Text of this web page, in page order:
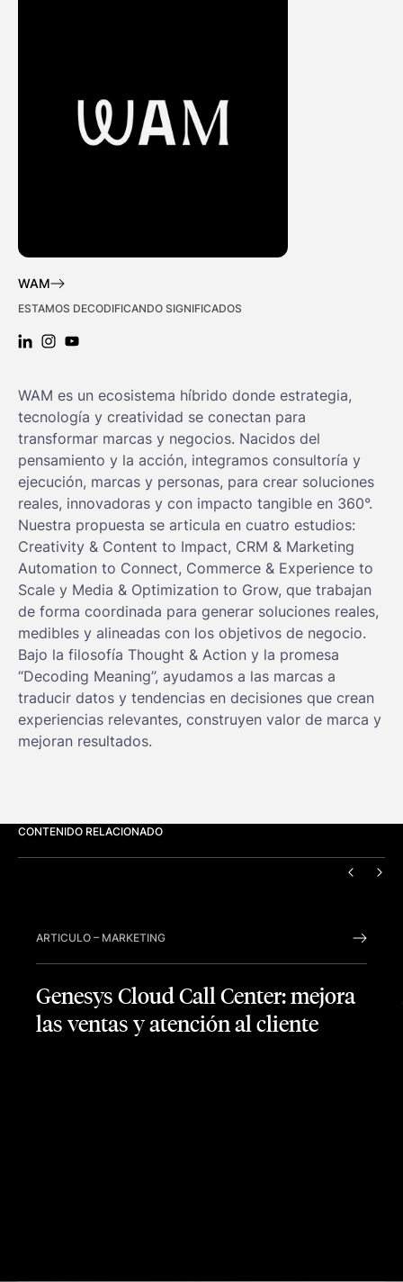
WAM
ESTAMOS DECODIFICANDO SIGNIFICADOS
LINKEDIN: WAM
INSTAGRAM: WAM
YOUTUBE: WAM
WAM es un ecosistema híbrido donde estrategia,
tecnología y creatividad se conectan para
transformar marcas y negocios. Nacidos del
pensamiento y la acción, integramos consultoría y
ejecución, marcas y personas, para crear soluciones
reales, innovadoras y con impacto tangible en 360°.
Nuestra propuesta se articula en cuatro estudios:
Creativity & Content to Impact, CRM & Marketing
Automation to Connect, Commerce & Experience to
Scale y Media & Optimization to Grow, que trabajan
de forma coordinada para generar soluciones reales,
medibles y alineadas con los objetivos de negocio.
Bajo la filosofía Thought & Action y la promesa
“Decoding Meaning”, ayudamos a las marcas a
traducir datos y tendencias en decisiones que crean
experiencias relevantes, construyen valor de marca y
mejoran resultados.
CONTENIDO RELACIONADO
ARTICULO – MARKETING
Genesys Cloud Call Center: mejora
las ventas y atención al cliente